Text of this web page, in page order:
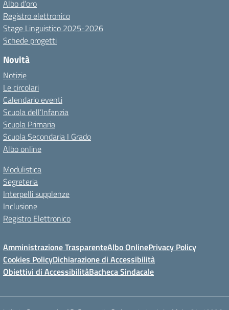
Albo d’oro
Registro elettronico
Stage Linguistico 2025-2026
Schede progetti
Novità
Notizie
Le circolari
Calendario eventi
Scuola dell’Infanzia
Scuola Primaria
Scuola Secondaria I Grado
Albo online
Modulistica
Segreteria
Interpelli supplenze
Inclusione
Registro Elettronico
Amministrazione TrasparenteAlbo OnlinePrivacy Policy
Cookies PolicyDichiarazione di Accessibilità
Obiettivi di AccessibilitàBacheca Sindacale